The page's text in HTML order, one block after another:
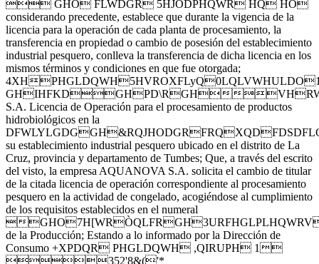
 GHO FLWDGR 5HJODPHQWR HQ HO
considerando precedente, establece que durante la vigencia de la
licencia para la operación de cada planta de procesamiento, la
transferencia en propiedad o cambio de posesión del establecimiento
industrial pesquero, conlleva la transferencia de dicha licencia en los
mismos términos y condiciones en que fue otorgada;
GHIHFKDGHPD\RGH
S.A. Licencia de Operación para el procesamiento de productos
hidrobiológicos en la
su establecimiento industrial pesquero ubicado en el distrito de La
Cruz, provincia y departamento de Tumbes; Que, a través del escrito
del visto, la empresa AQUANOVA S.A. solicita el cambio de titular
de la citada licencia de operación correspondiente al procesamiento
pesquero en la actividad de congelado, acogiéndose al cumplimiento
de los requisitos establecidos en el numeral

de la Producción; Estando a lo informado por la Dirección de
Consumo +XPDQR PHGLDQWH ,QIRUPH 1
352'8&('*